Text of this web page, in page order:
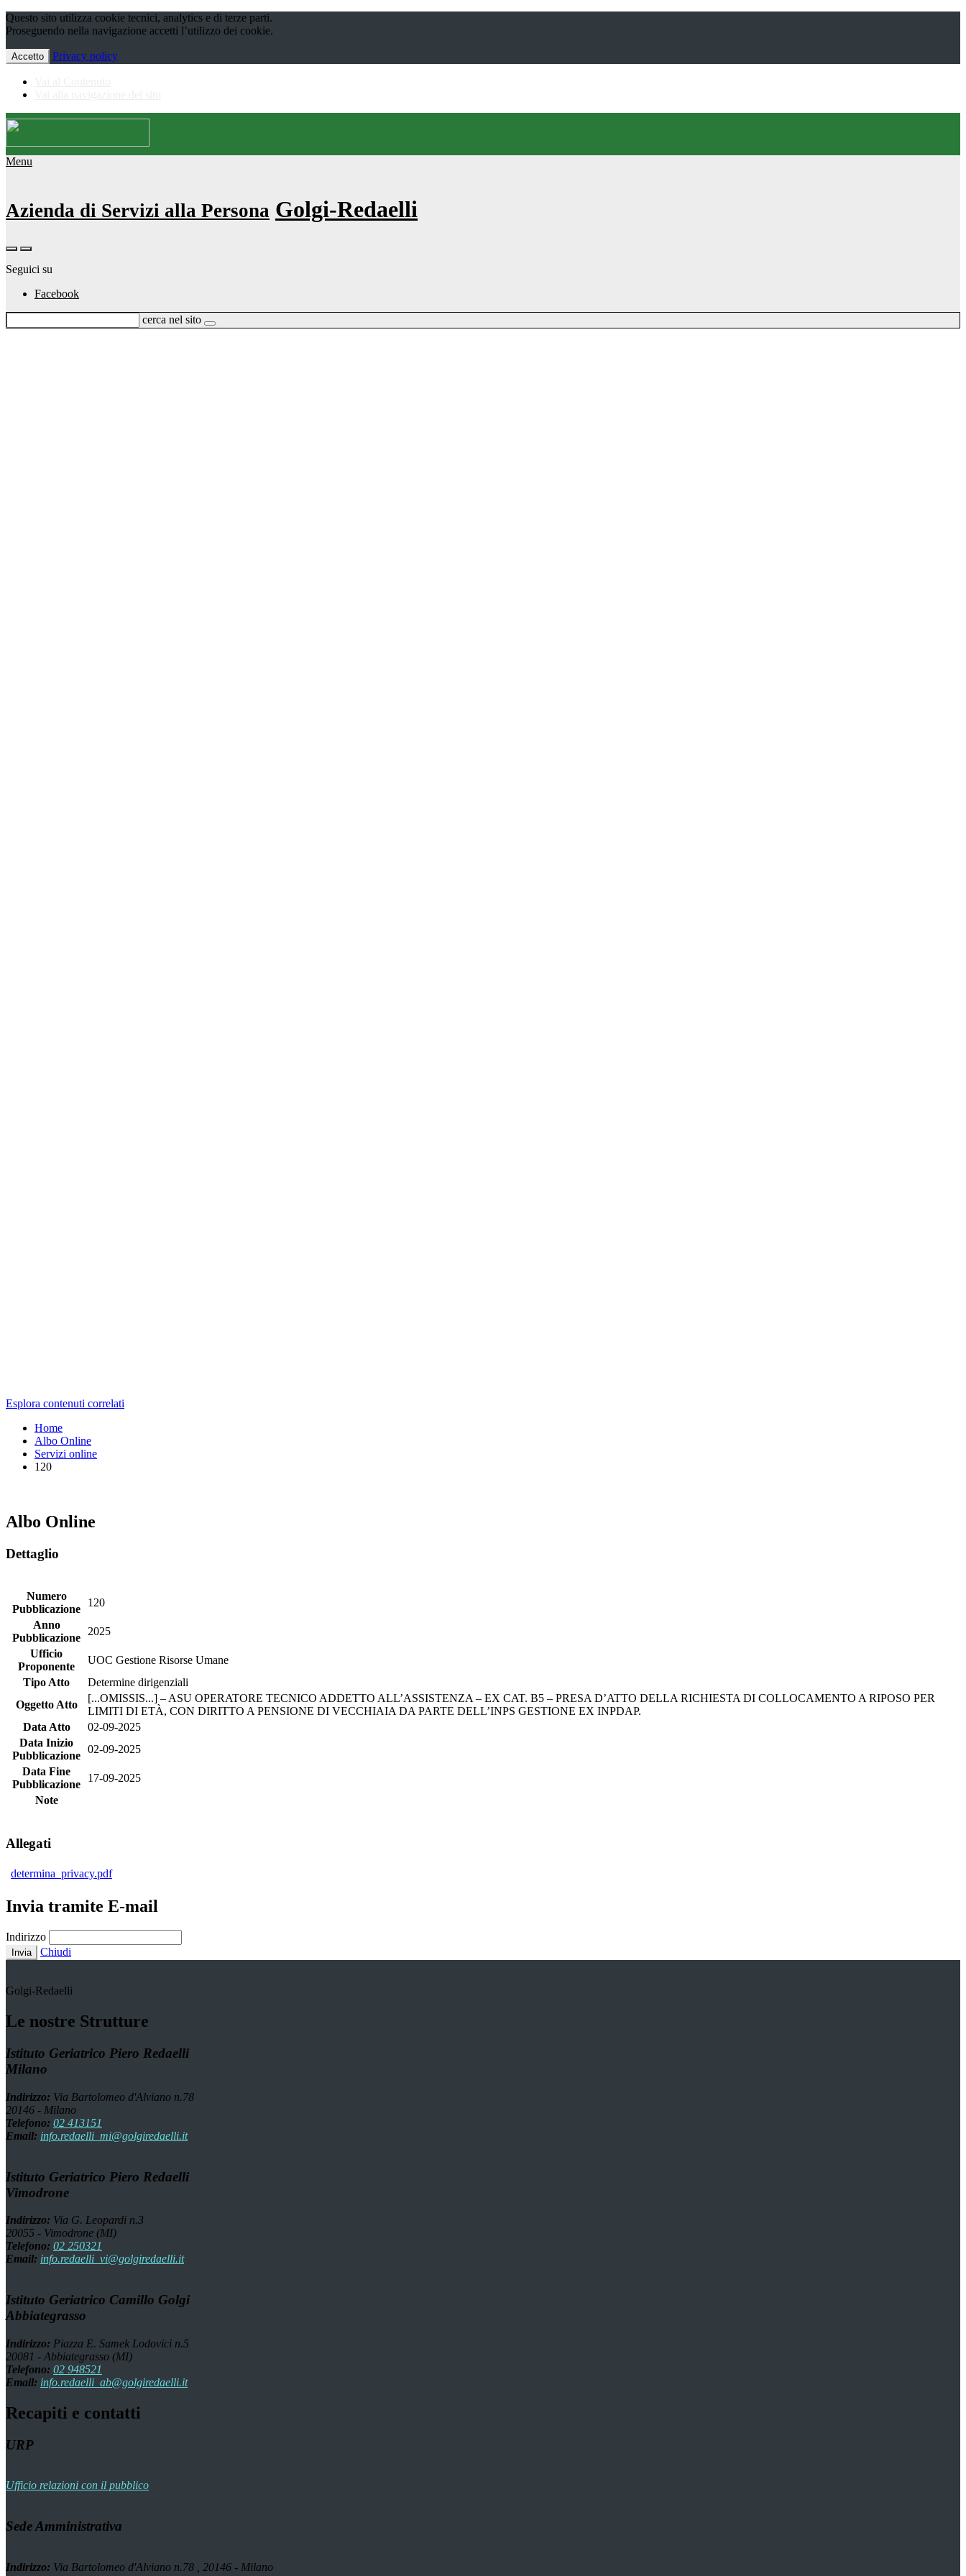
Questo sito utilizza cookie tecnici, analytics e di terze parti.
Proseguendo nella navigazione accetti l’utilizzo dei cookie.
Accetto Privacy policy
Menu
Azienda di Servizi alla Persona Golgi-Redaelli
Seguici su
Facebook
cerca nel sito
Esplora contenuti correlati
Home
Albo Online
Servizi online
120
Albo Online
Dettaglio
Numero
Pubblicazione
120
Anno
Pubblicazione
2025
Ufficio
Proponente
UOC Gestione Risorse Umane
Tipo Atto
Determine dirigenziali
Oggetto Atto
[...OMISSIS...] – ASU OPERATORE TECNICO ADDETTO ALL’ASSISTENZA – EX CAT. B5 – PRESA D’ATTO DELLA RICHIESTA DI COLLOCAMENTO A RIPOSO PER
LIMITI DI ETÀ, CON DIRITTO A PENSIONE DI VECCHIAIA DA PARTE DELL’INPS GESTIONE EX INPDAP.
Data Atto
02-09-2025
Data Inizio
Pubblicazione
02-09-2025
Data Fine
Pubblicazione
17-09-2025
Note
Allegati
determina_privacy.pdf
Invia tramite E-mail
Indirizzo
Invia Chiudi
Golgi-Redaelli
Le nostre Strutture
Istituto Geriatrico Piero Redaelli
Milano
Indirizzo: Via Bartolomeo d'Alviano n.78
20146 - Milano
Telefono: 02 413151
Email: info.redaelli_mi@golgiredaelli.it
Istituto Geriatrico Piero Redaelli
Vimodrone
Indirizzo: Via G. Leopardi n.3
20055 - Vimodrone (MI)
Telefono: 02 250321
Email: info.redaelli_vi@golgiredaelli.it
Istituto Geriatrico Camillo Golgi
Abbiategrasso
Indirizzo: Piazza E. Samek Lodovici n.5
20081 - Abbiategrasso (MI)
Telefono: 02 948521
Email: info.redaelli_ab@golgiredaelli.it
Recapiti e contatti
URP
Ufficio relazioni con il pubblico
Sede Amministrativa
Indirizzo: Via Bartolomeo d'Alviano n.78 , 20146 - Milano